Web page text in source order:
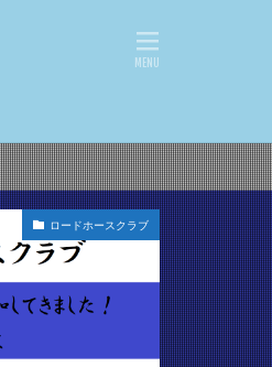
ロードホースクラブ